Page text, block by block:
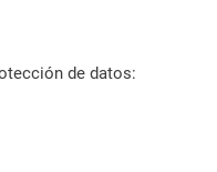
de datos: